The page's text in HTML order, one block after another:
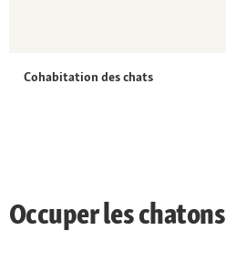
Cohabitation des chats
Occuper les chatons